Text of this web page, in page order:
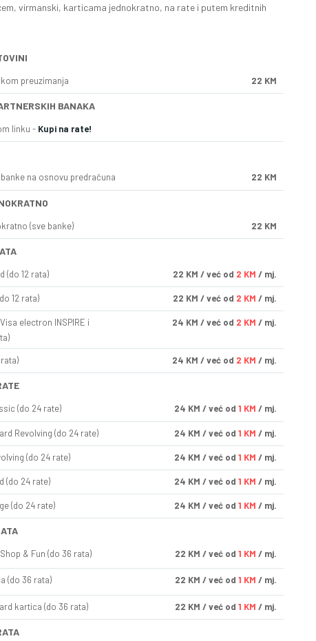
virmanski, karticama jednokratno, na rate i putem kreditnih
preuzimanja 22 KM
BANAKA
linku - Kupi na rate!
na osnovu predračuna 22 KM
(sve banke) 22 KM
(do 12 rata) 22 KM / već od 2 KM / mj.
12 rata) 22 KM / već od 2 KM / mj.
electron INSPIRE i
24 KM / već od 2 KM / mj.
24 KM / već od 2 KM / mj.
(do 24 rate) 24 KM / već od 1 KM / mj.
Revolving (do 24 rate) 24 KM / već od 1 KM / mj.
(do 24 rate) 24 KM / već od 1 KM / mj.
(do 24 rate) 24 KM / već od 1 KM / mj.
(do 24 rate) 24 KM / već od 1 KM / mj.
& Fun (do 36 rata) 22 KM / već od 1 KM / mj.
(do 36 rata) 22 KM / već od 1 KM / mj.
kartica (do 36 rata) 22 KM / već od 1 KM / mj.